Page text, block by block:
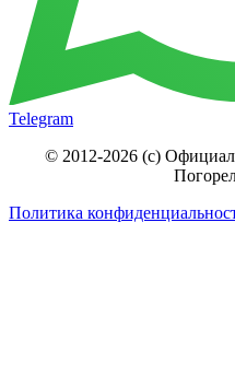
Telegram
© 2012-2026 (c)
Политика